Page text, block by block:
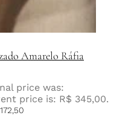
Amarelo Ráfia
price was:
price is: R$ 345,00.
172,50